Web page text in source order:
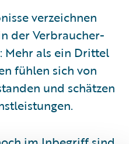
verzeichnen
der Verbraucher-
Mehr als ein Drittel
fühlen sich von
und schätzen